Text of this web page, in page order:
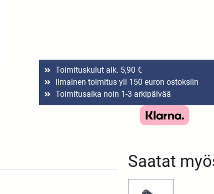
Toimituskulut alk. 5,90 €
Ilmainen toimitus yli 150 euron ostoksiin
Toimitusaika noin 1-3 arkipäivää
Saatat